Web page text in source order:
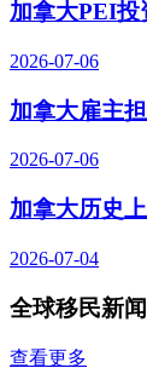
加拿大PEI投
2026-07-06
加拿大雇主
2026-07-06
加拿大历史
2026-07-04
全球移民新闻
查看更多